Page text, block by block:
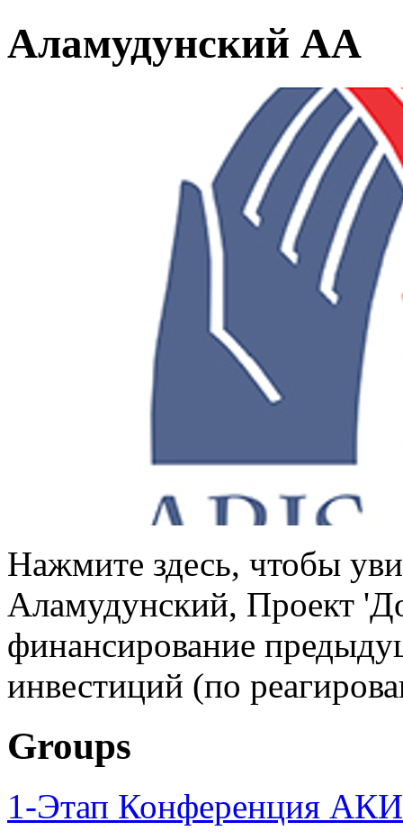
Аламудунский АА
Нажмите здесь, чтобы
Аламудунский, Проект
финансирование
инвестиций (по
Groups
1-Этап Конференция